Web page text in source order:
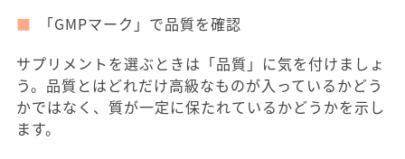
「GMPマーク」で品質を確認
サプリメントを選ぶときは「品質」に気を付けましょ
う。品質とはどれだけ高級なものが入っているかどう
かではなく、質が一定に保たれているかどうかを示し
ます。